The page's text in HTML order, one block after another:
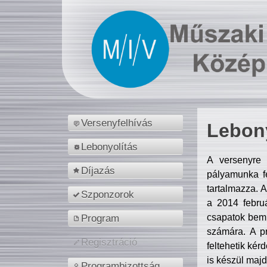
Versenyfelhívás
Lebonyolítás
Díjazás
Szponzorok
Program
Regisztráció
A versenyre
pályamunka
tartalmazza.
a 2014
csapatok
számára. A
feltehetik
is készül